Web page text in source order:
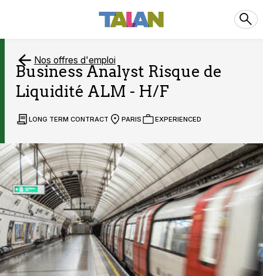
Nos offres d'emploi
Business Analyst Risque de
Liquidité ALM - H/F
LONG TERM CONTRACT PARIS EXPERIENCED